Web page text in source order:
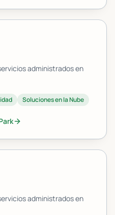
administrados en
Soluciones en la Nube
administrados en